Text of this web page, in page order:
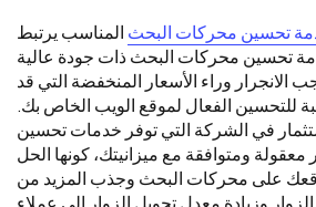
تحسين محركات البحث المناسب يرتبط
تحسين محركات البحث ذات جودة عالية
الانجرار وراء الأسعار المنخفضة التي قد
للتحسين الفعال لموقع الويب الخاص بك.
في الشركة التي توفر خدمات تحسين
ومتوافقة مع ميزانيتك، كونها الحل
على محركات البحث وجذب المزيد من